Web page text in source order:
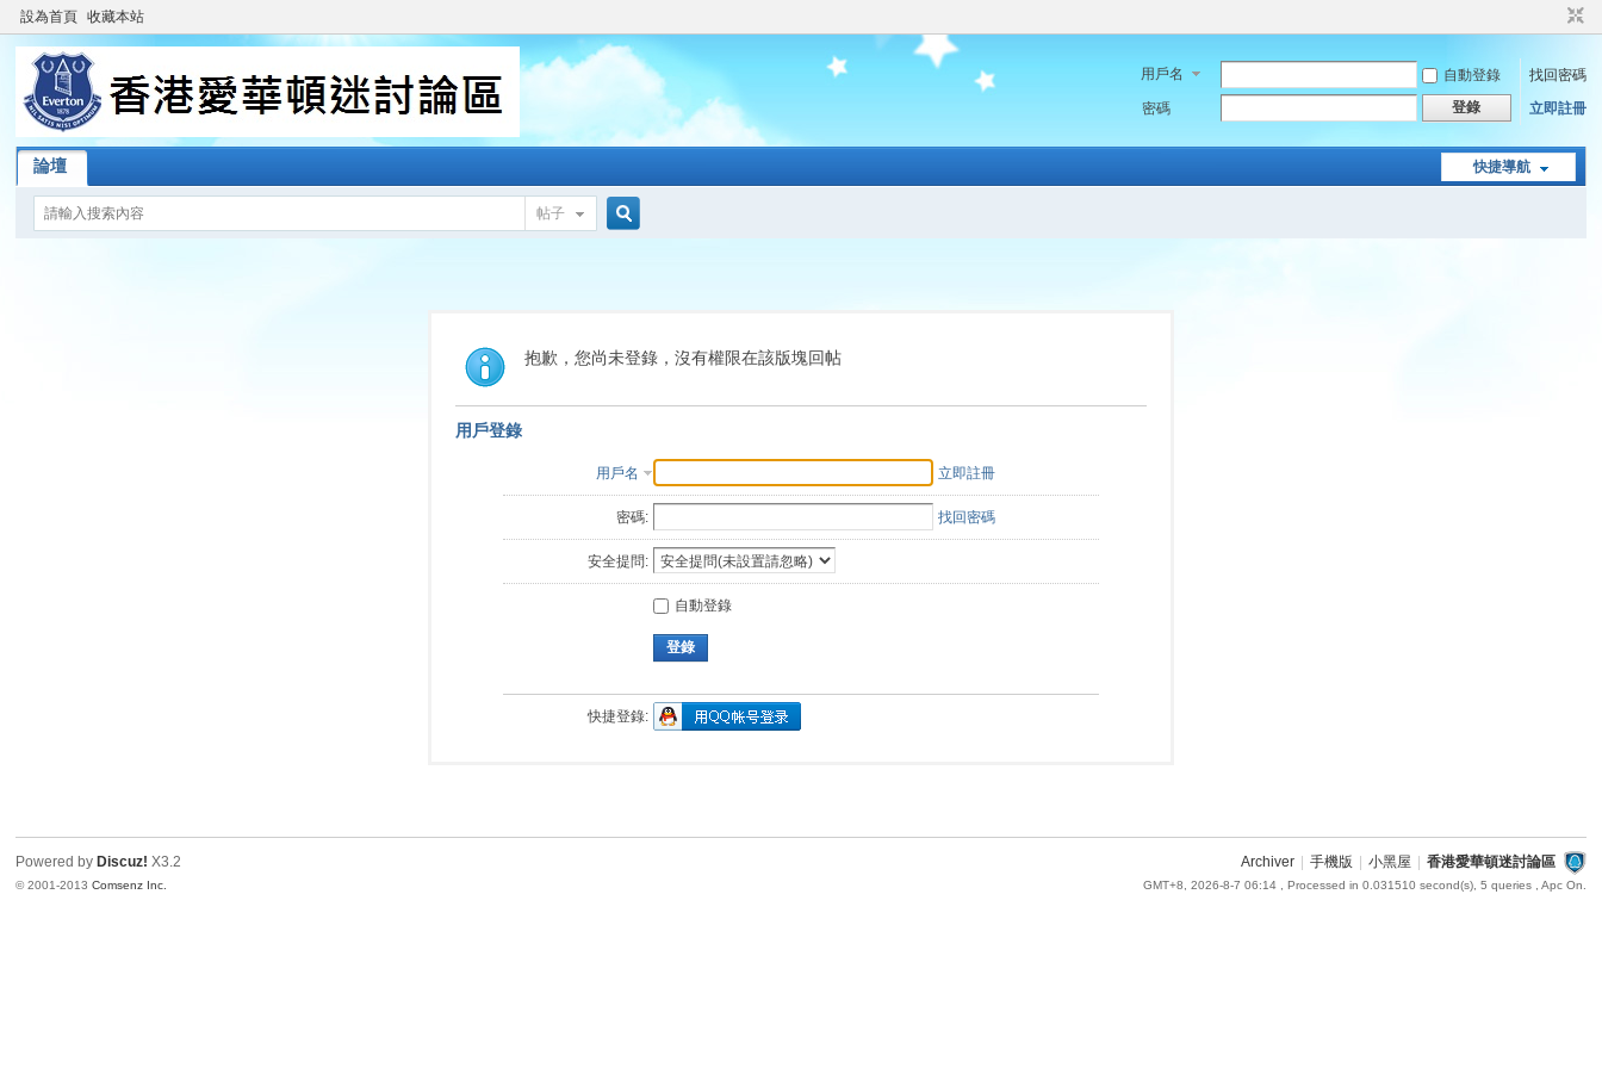
設為首頁 收藏本站
用戶名 自動登錄
找回密碼
密碼
登錄 立即註冊
快捷導航
論壇
帖子
索
抱歉，您尚未登錄，沒有權限在該版塊回帖
用戶登錄
用戶名 立即註冊
密碼: 找回密碼
安全提問:
自動登錄
登錄
快捷登錄:
Archiver 手機版 小黑屋 香港愛華頓迷討論區
GMT+8, 2026-8-7 06:14, Processed in 0.031510 second(s), 5 queries , Apc On.
Powered by Discuz! X3.2
© 2001-2013Comsenz Inc.